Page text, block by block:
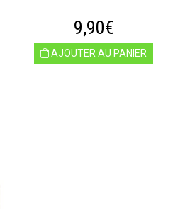
9,90€
AJOUTER AU PANIER